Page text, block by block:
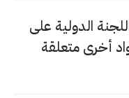
الدولية على
أخرى متعلقة